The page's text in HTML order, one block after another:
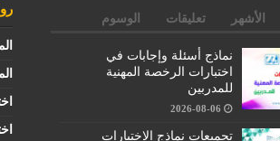
الأشهر تعليقات الوسوم
نماذج أسئلة وإجابات في
اختبارات الرخصة المهنية
للمدربين
2026-08-06
تجميعات نماذج الاختبارات